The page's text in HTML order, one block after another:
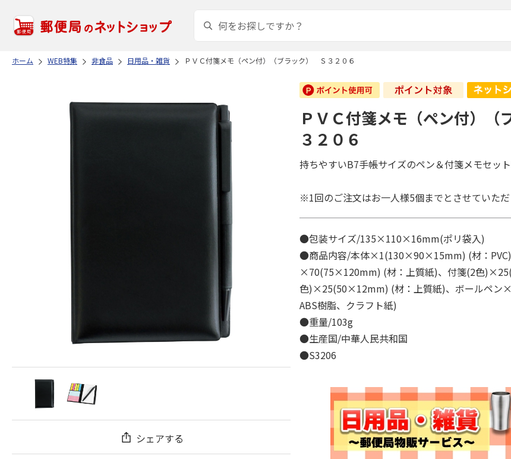
ホーム WEB特集 非食品 日用品・雑貨 ＰＶＣ付箋メモ（ペン付）（ブラック） Ｓ３２０６
シェアする
ＰＶＣ付箋メモ（ペン付）
３２０６
持ちやすいB7手帳サイズのペン＆付箋メモセッ
※1回のご注文はお一人様5個までとさせていただ
●包装サイズ/135×110×16mm(ポリ袋入)
●商品内容/本体×1(130×90×15mm) (材：
×70(75×120mm) (材：上質紙)、付箋(2色
色)×25(50×12mm) (材：上質紙)、ボールペン
ABS樹脂、クラフト紙)
●重量/103g
●生産国/中華人民共和国
●S3206